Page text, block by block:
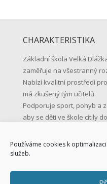
Používáme cookies k
služeb.
CHARAKTERISTIKA
Základní škola Velká
zaměřuje na všestranný
Nabízí kvalitní prostředí
má zkušený tým učitelů.
Podporuje sport, pohyb a
aby se děti ve škole cítily
KONTAKTNÍ ÚDAJE
Základní škola Přerov,